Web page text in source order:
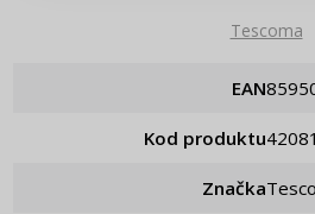
Tescoma
EAN
Kod produktu
Značka